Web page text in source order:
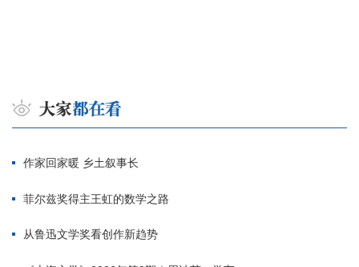
作家回家暖 乡土叙事长
菲尔兹奖得主王虹的数学之路
从鲁迅文学奖看创作新趋势